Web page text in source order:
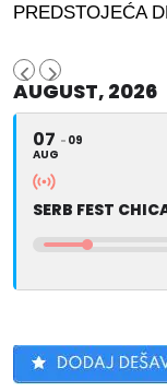
PREDSTOJEĆA
AUGUST, 2026
07
AUG
09
SERB FEST